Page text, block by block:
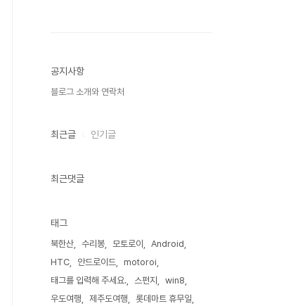
공지사항
블로그 소개와 연락처
최근글 인기글
최근댓글
태그
북한산 수리봉 모토로이
Android
HTC
안드로이드
motoroi
태그를 입력해 주세요.
스펀지
win8
우도여행
제주도여행
롯데마트 휴무일